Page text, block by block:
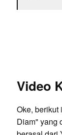
Video
Oke,
Diam" yang